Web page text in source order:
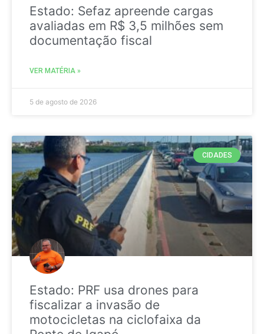
Estado: Sefaz apreende cargas
avaliadas em R$ 3,5 milhões sem
documentação fiscal
VER MATÉRIA »
5 de agosto de 2026
CIDADES
Estado: PRF usa drones para
fiscalizar a invasão de
motocicletas na ciclofaixa da